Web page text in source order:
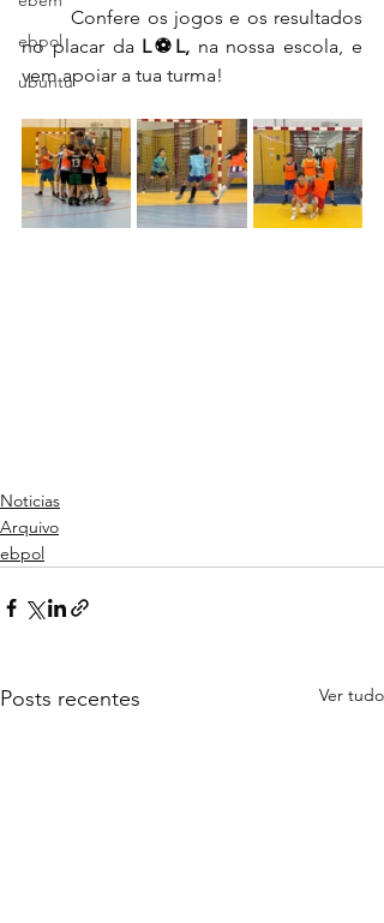
ebpol
ubuntu
	Confere os jogos e os resultados
no placar da L⚽L, na nossa escola, e
vem apoiar a tua turma!
Noticias
Arquivo
ebpol
Posts recentes Ver tudo